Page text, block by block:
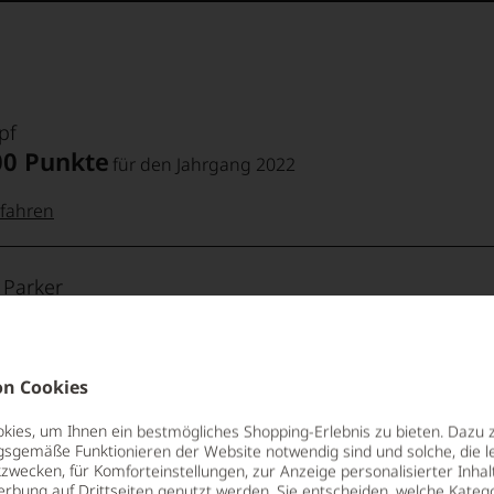
Cookies
um Ihnen ein bestmögliches Shopping-Erlebnis zu bieten. Dazu
Funktionieren der Website notwendig sind und solche, die
für Komforteinstellungen, zur Anzeige personalisierter
Punkte für den Jahrgang 2022
Punkte:
Punkte
100 Punktefür den Jahrgang 2022